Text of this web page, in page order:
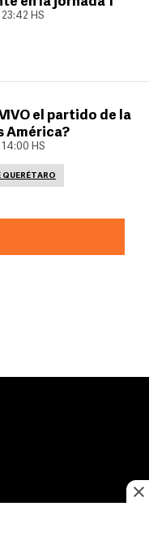
HS
el partido de la
América?
HS